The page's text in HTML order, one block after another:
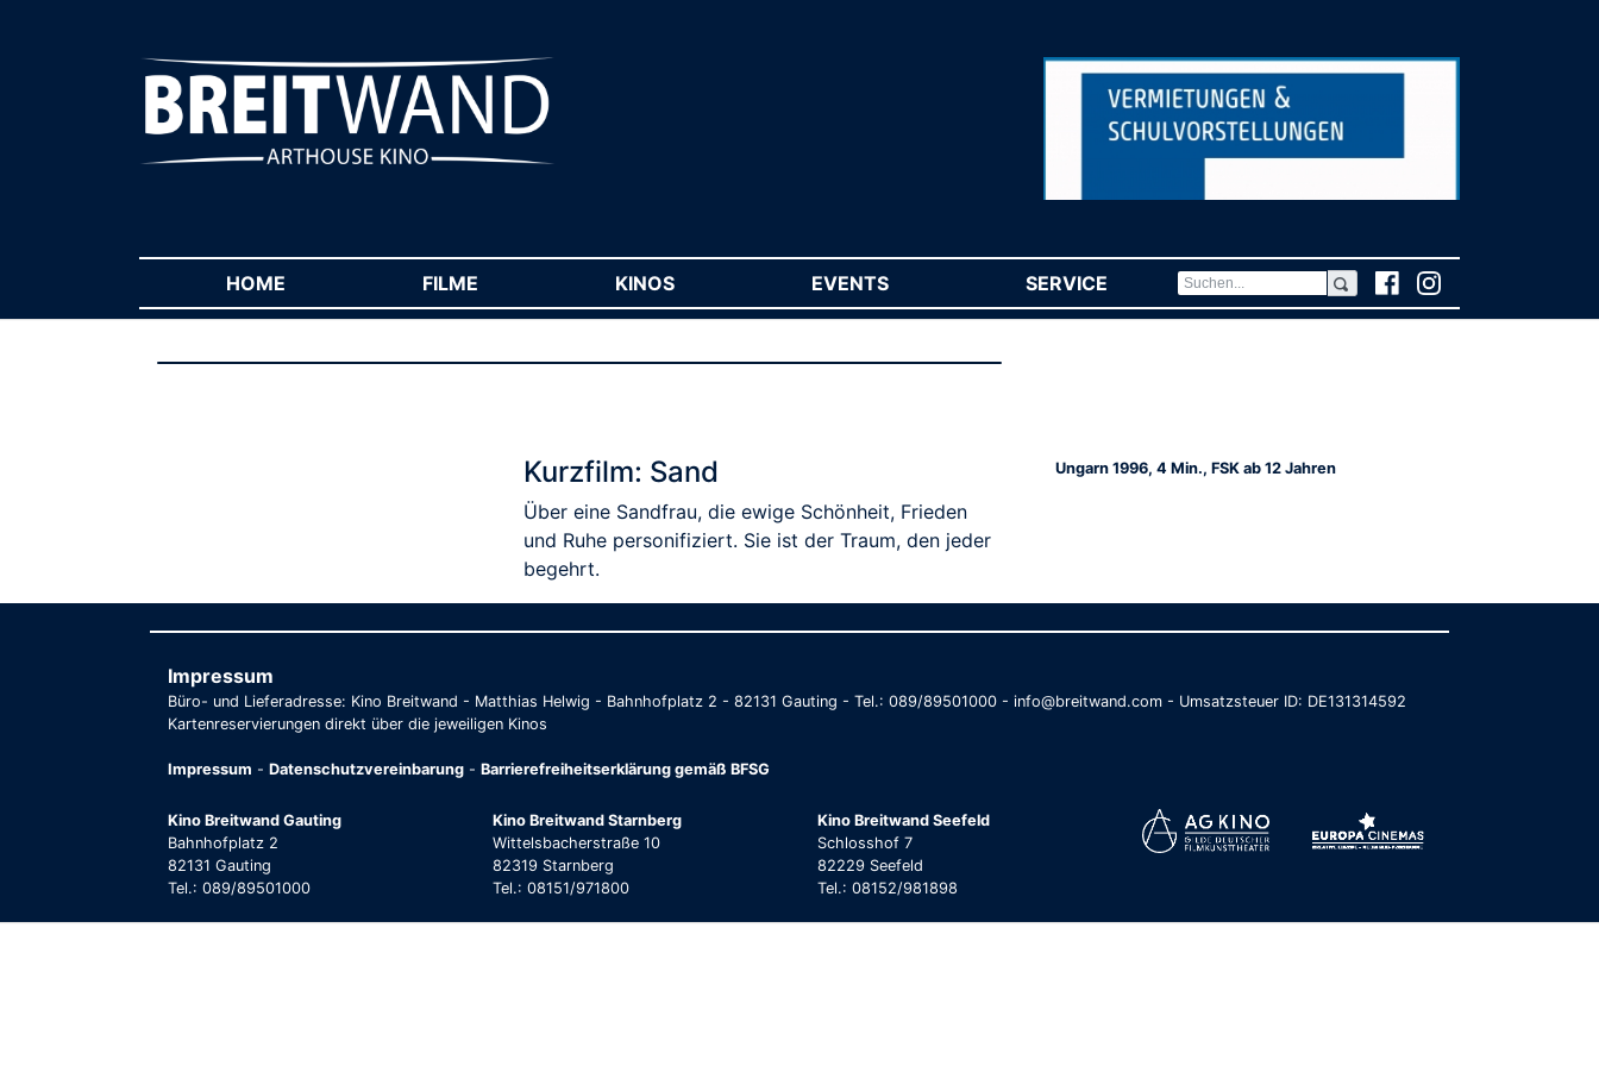
HOME FILME KINOS EVENTS SERVICE (CURRENT)
Kurzfilm: Sand
Über eine Sandfrau, die ewige Schönheit, Frieden
und Ruhe personifiziert. Sie ist der Traum, den jeder
begehrt.
Ungarn 1996, 4 Min., FSK ab 12 Jahren
Impressum
Büro- und Lieferadresse: Kino Breitwand - Matthias Helwig - Bahnhofplatz 2 - 82131 Gauting - Tel.: 089/89501000 - info@breitwand.com - Umsatzsteuer ID: DE131314592
Kartenreservierungen direkt über die jeweiligen Kinos
Impressum - Datenschutzvereinbarung - Barrierefreiheitserklärung gemäß BFSG
Kino Breitwand Gauting
Bahnhofplatz 2
82131 Gauting
Tel.: 089/89501000
Kino Breitwand Starnberg
Wittelsbacherstraße 10
82319 Starnberg
Tel.: 08151/971800
Kino Breitwand Seefeld
Schlosshof 7
82229 Seefeld
Tel.: 08152/981898